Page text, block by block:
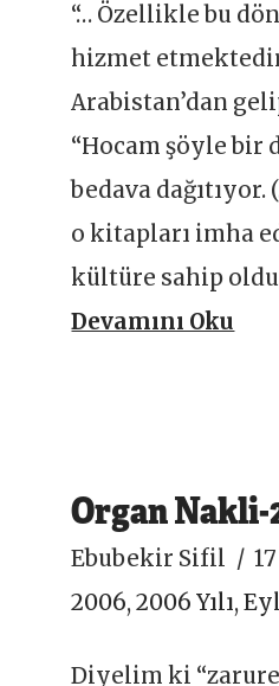
“… Özellikle bu
hizmet
Arabistan’dan
“Hocam şöyle bir
bedava
o kitapları imha
kültüre sahip
Devamını Oku
Organ Nakli-
Ebubekir Sifil
2006,2006 Yılı,
Diyelim ki